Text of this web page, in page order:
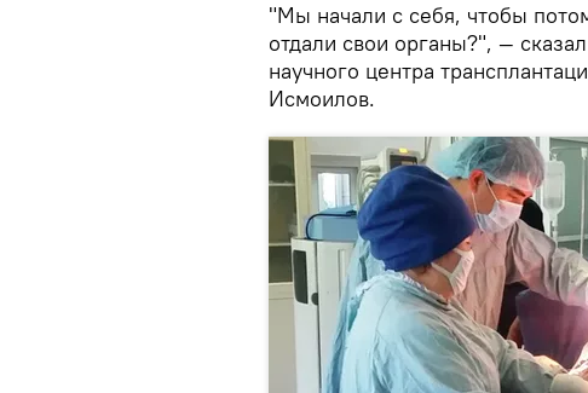
"Мы начали с себя, чтобы
отдали свои органы?", —
научного центра
Исмоилов.